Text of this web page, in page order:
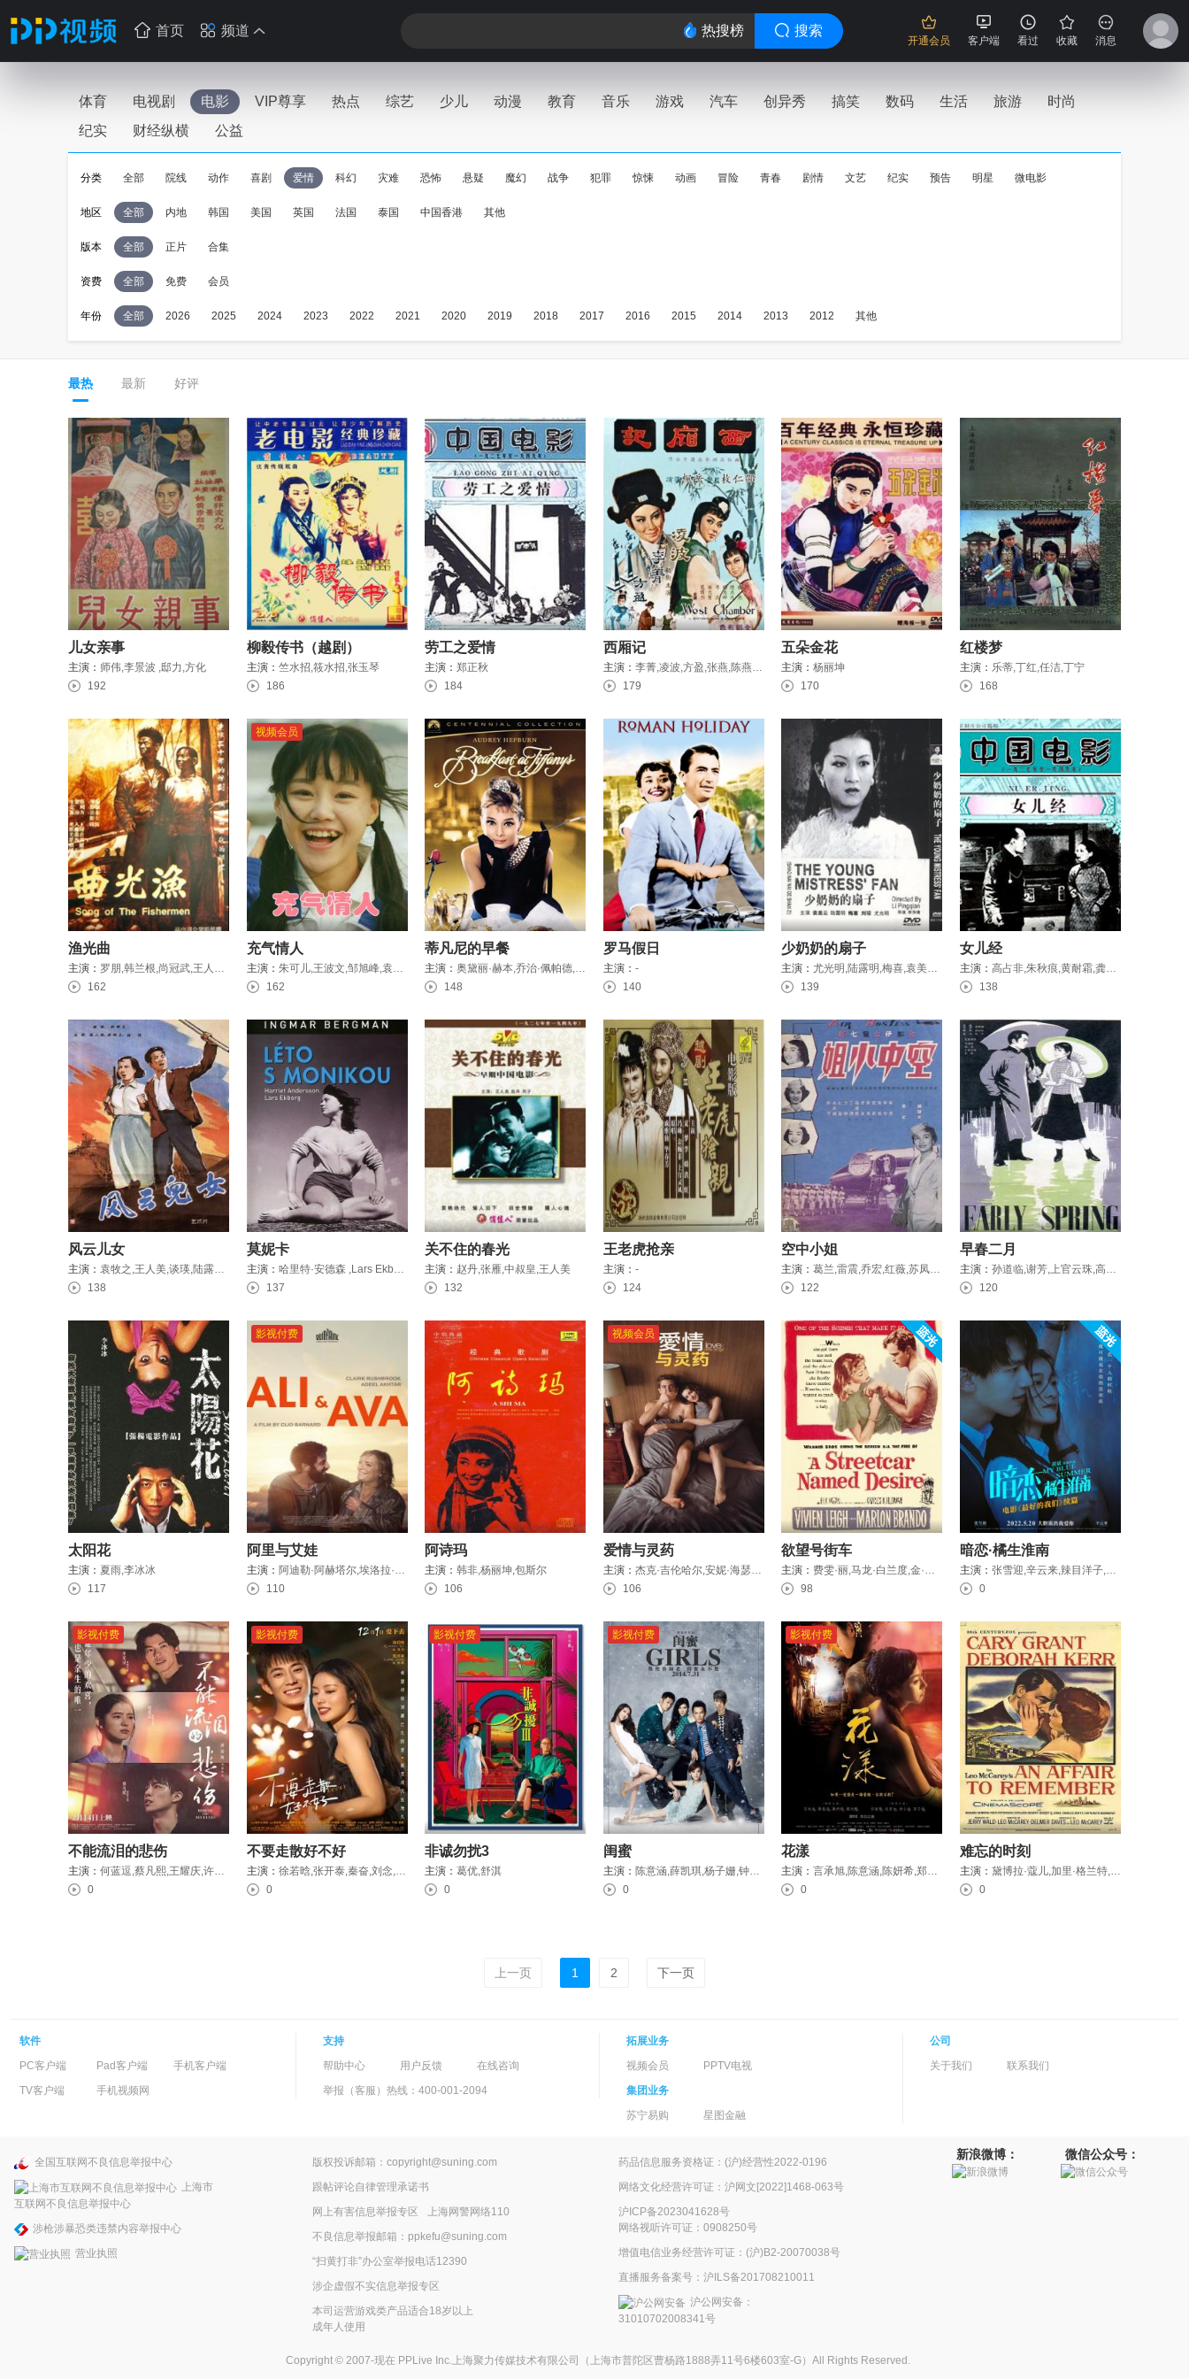
首页 频道 搜索
热搜榜
开通会员 客户端 看过 收藏 消息
体育 电视剧 电影 VIP尊享 热点 综艺 少儿 动漫 教育 音乐 游戏 汽车 创异秀 搞笑 数码 生活 旅游
时尚
纪实
财经纵横 公益
分类 全部 院线 动作 喜剧 爱情 科幻 灾难 恐怖 悬疑 魔幻 战争 犯罪 惊悚 动画 冒险 青春 剧情 文艺 纪实 预告 明星 微电影
地区 全部 内地 韩国 美国 英国 法国 泰国 中国香港 其他
版本 全部 正片 合集
资费 全部 免费 会员
年份 全部 2026 2025 2024 2023 2022 2021 2020 2019 2018 2017 2016 2015 2014 2013 2012 其他
最热 最新 好评
儿女亲事
主演： 师伟,李景波 ,邸力,方化
192
柳毅传书（越剧）
主演： 竺水招,筱水招,张玉琴
186
劳工之爱情
主演： 郑正秋
184
西厢记
主演：
李菁,凌波,方盈,张燕,陈燕燕,杨志卿 ,李昆,郝履仁
179
五朵金花
主演： 杨丽坤
170
红楼梦
主演： 乐蒂,丁红,任洁,丁宁
168
渔光曲
主演：
罗朋,韩兰根,尚冠武,王人美,袁丛美,汤天绣
162
视频会员
充气情人
主演：
朱可儿,王波文,邹旭峰,袁宗轩
162
蒂凡尼的早餐
主演：
奥黛丽·赫本,乔治·佩帕德,斯坦利·亚当斯,帕德里夏·妮尔,巴迪·艾布森,马丁·鲍尔萨姆
148
罗马假日
主演： -
140
少奶奶的扇子
主演：
尤光明,陆露明,梅喜,袁美云,刘琼 ,梅熹,尤光照,白虹
139
女儿经
主演：
高占非,朱秋痕,黄耐霜,龚稼农,胡蝶,宣景琳,郑小秋,王献斋,高倩苹
138
风云儿女
主演：
袁牧之,王人美,谈瑛,陆露明,王桂林
138
莫妮卡
主演：
哈里特·安德森 ,Lars Ekborg,Dagmar Ebbesen
137
关不住的春光
主演： 赵丹,张雁,中叔皇,王人美
132
王老虎抢亲
主演： -
124
空中小姐
主演：
葛兰,雷震,乔宏,红薇,苏凤,唐真,吴家骧,叶枫
122
早春二月
主演：
孙道临,谢芳,上官云珠,高博,韩焱,俞平,范雪朋
120
太阳花
主演： 夏雨,李冰冰
117
影视付费
阿里与艾娃
主演：
阿迪勒·阿赫塔尔,埃洛拉·托尔基亚,克莱尔·拉什布鲁克
110
阿诗玛
主演： 韩非,杨丽坤,包斯尔
106
视频会员
爱情与灵药
主演：
杰克·吉伦哈尔,安妮·海瑟薇,奥利弗·普莱特,汉克·阿扎利亚,乔什·盖德,盖布瑞·马赫特,朱迪·格雷尔,乔治·席格
106
欲望号街车
主演：
费雯·丽,马龙·白兰度,金·亨特,卡尔·莫尔登,玛丽埃塔·坎蒂
98
暗恋·橘生淮南
主演：
张雪迎,辛云来,辣目洋子,刘琳,伍嘉成,果靖霖,张熙然,李希萌,毛雪雯,姜宏波,秦奋,代乐乐,三浦研一,张磊
0
影视付费
不能流泪的悲伤
主演：
何蓝逗,蔡凡熙,王耀庆,许光汉,左小青
0
影视付费
不要走散好不好
主演：
徐若晗,张开泰,秦奋,刘念,李立群,范明,克拉拉,牛莉,梁超,孙子钧,赵翊骁,刘金龙,金承佑
0
影视付费
非诚勿扰3
主演： 葛优,舒淇
0
影视付费
闺蜜
主演：
陈意涵,薛凯琪,杨子姗,钟汉良,吴建豪,余文乐
0
影视付费
花漾
主演：
言承旭,陈意涵,陈妍希,郑元畅,吴君如,任达华
0
难忘的时刻
主演：
黛博拉·蔻儿,加里·格兰特,理查德·邓宁
0
上一页 1 2 下一页
软件
PC客户端
Pad客户端
手机客户端
TV客户端
手机视频网
支持
帮助中心
用户反馈
在线咨询
举报（客服）热线：400-001-2094
拓展业务
视频会员
PPTV电视
集团业务
苏宁易购
星图金融
公司
关于我们
联系我们
全国互联网不良信息举报中心
上海市
互联网不良信息举报中心
涉枪涉暴恐类违禁内容举报中心
营业执照
版权投诉邮箱：copyright@suning.com
跟帖评论自律管理承诺书
网上有害信息举报专区
上海网警网络110
不良信息举报邮箱：ppkefu@suning.com
“扫黄打非”办公室举报电话12390
涉企虚假不实信息举报专区
本司运营游戏类产品适合18岁以上
成年人使用
药品信息服务资格证：(沪)经营性2022-0196
网络文化经营许可证：沪网文[2022]1468-063号
沪ICP备2023041628号
网络视听许可证：0908250号
增值电信业务经营许可证：(沪)B2-20070038号
直播服务备案号：沪ILS备201708210011
沪公网安备：
31010702008341号
新浪微博： 微信公众号：
Copyright © 2007-现在 PPLive Inc.上海聚力传媒技术有限公司 （上海市普陀区曹杨路1888弄11号6楼603室-G）All Rights Reserved.